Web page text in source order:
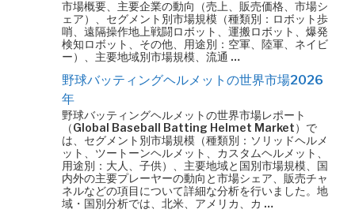
市場概要、主要企業の動向（売上、販売価格、市場シ
ェア）、セグメント別市場規模（種類別：ロボット歩
哨、遠隔操作地上戦闘ロボット、運搬ロボット、爆発
検知ロボット、その他、用途別：空軍、陸軍、ネイビ
ー）、主要地域別市場規模、流通 …
野球バッティングヘルメットの世界市場2026
年
野球バッティングヘルメットの世界市場レポート
（Global Baseball Batting Helmet Market）で
は、セグメント別市場規模（種類別：ソリッドヘルメ
ット、ツートーンヘルメット、カスタムヘルメット、
用途別：大人、子供）、主要地域と国別市場規模、国
内外の主要プレーヤーの動向と市場シェア、販売チャ
ネルなどの項目について詳細な分析を行いました。地
域・国別分析では、北米、アメリカ、カ …